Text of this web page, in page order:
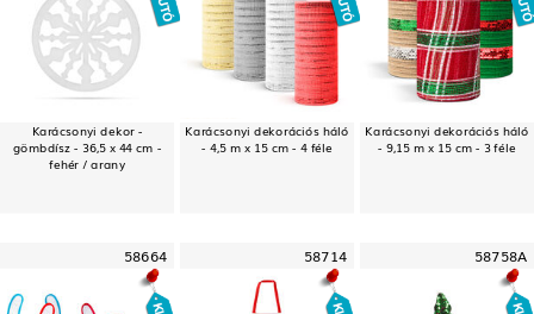
Karácsonyi dekor -
gömbdísz - 36,5 x 44 cm -
fehér / arany
Karácsonyi dekorációs háló
- 4,5 m x 15 cm - 4 féle
Karácsonyi dekorációs háló
- 9,15 m x 15 cm - 3 féle
58664 58714 58758A